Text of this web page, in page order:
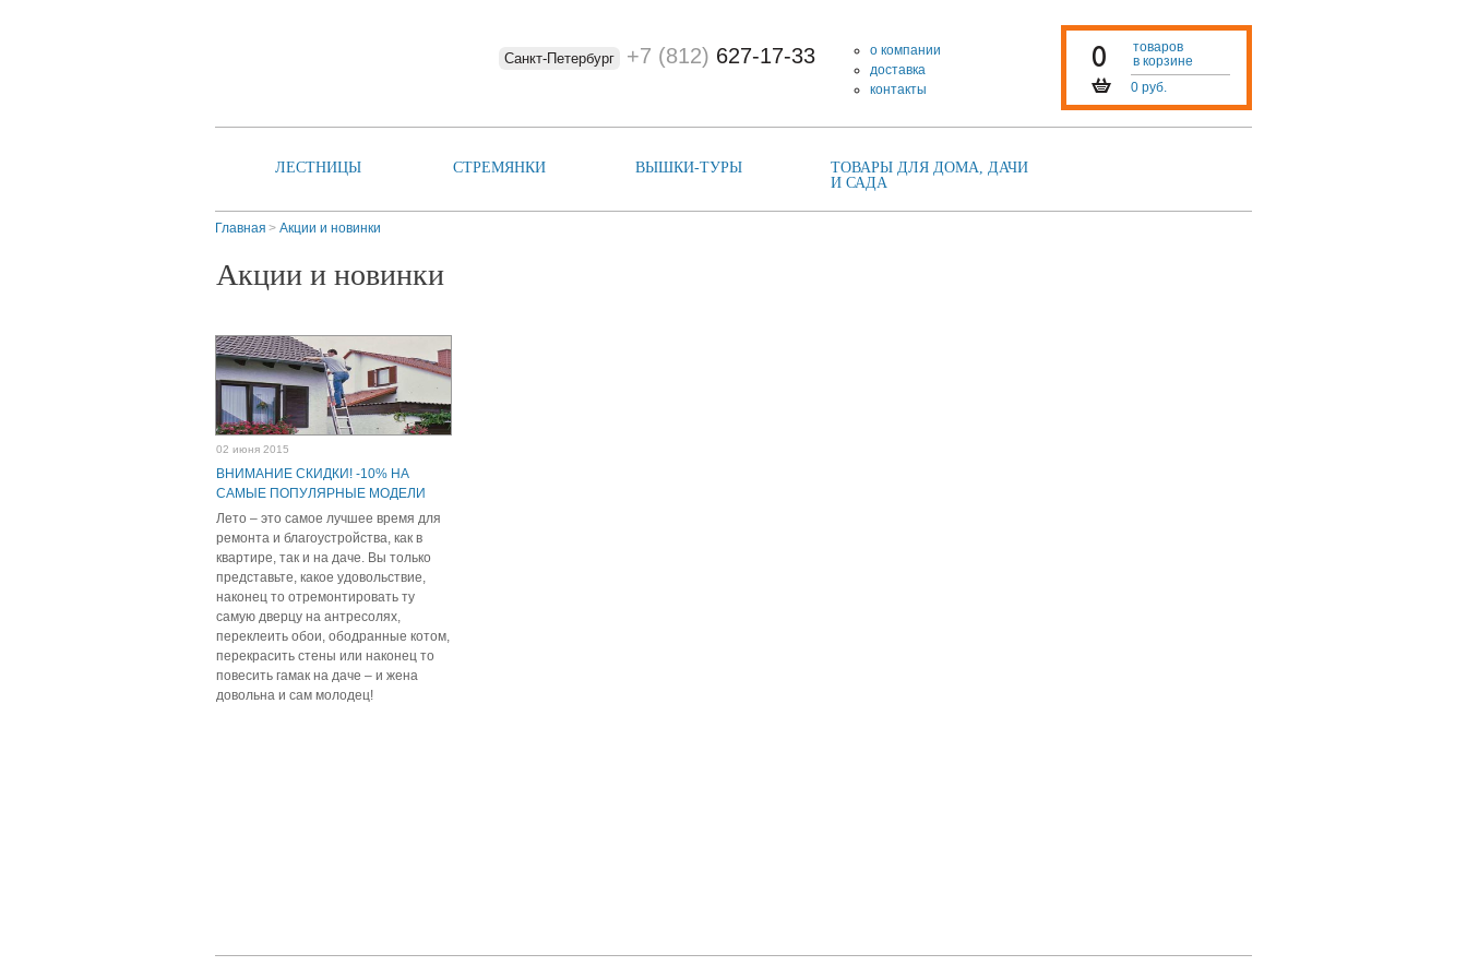
Санкт-Петербург +7 (812) 627-17-33
о компании
доставка
контакты
0
товаров
в корзине
0 руб.
ЛЕСТНИЦЫ СТРЕМЯНКИ ВЫШКИ-ТУРЫ
ТОВАРЫ ДЛЯ ДОМА, ДАЧИ
И САДА
Главная Акции и новинки
Акции и новинки
02 июня 2015
ВНИМАНИЕ СКИДКИ! -10% НА
САМЫЕ ПОПУЛЯРНЫЕ МОДЕЛИ
ЛЕСТНИЦ!
Лето – это самое лучшее время для
ремонта и благоустройства, как в
квартире, так и на даче. Вы только
представьте, какое удовольствие,
наконец то отремонтировать ту
самую дверцу на антресолях,
переклеить обои, ободранные котом,
перекрасить стены или наконец то
повесить гамак на даче – и жена
довольна и сам молодец!